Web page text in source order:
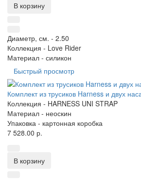
В корзину
Диаметр, см. - 2.50
Коллекция - Love Rider
Материал - силикон
Быстрый просмотр
Комплект из трусиков Harness и двух
Коллекция - HARNESS UNI STRAP
Материал - неоскин
Упаковка - картонная коробка
7 528.00 р.
В корзину